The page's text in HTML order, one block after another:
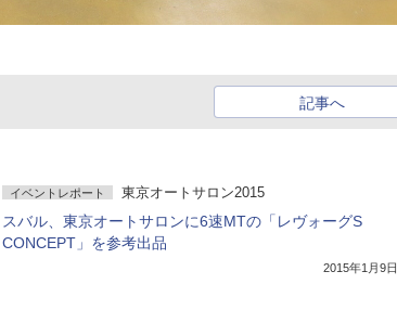
記事へ
イベントレポート 東京オートサロン2015
スバル、東京オートサロンに6速MTの「レヴォーグS
CONCEPT」を参考出品
2015年1月9日